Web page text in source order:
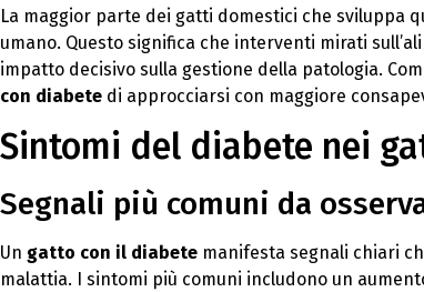
La maggior parte dei gatti domestici che sviluppa
umano. Questo significa che interventi mirati
impatto decisivo sulla gestione della patologia.
con diabete di approcciarsi con maggiore
Sintomi del diabete nei
Segnali più comuni da
Un gatto con il diabete manifesta segnali chiari
malattia. I sintomi più comuni includono un